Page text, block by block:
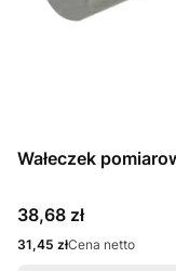
Wałeczek
Cena
38,68 zł
Cena
31,45 złCena netto